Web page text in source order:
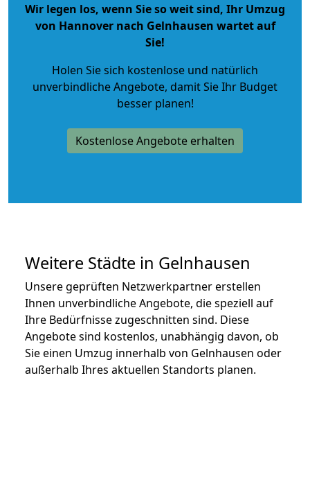
Wir legen los, wenn Sie so weit sind, Ihr Umzug
von Hannover nach Gelnhausen wartet auf
Sie!
Holen Sie sich kostenlose und natürlich
unverbindliche Angebote, damit Sie Ihr Budget
besser planen!
Kostenlose Angebote erhalten
Weitere Städte in Gelnhausen
Unsere geprüften Netzwerkpartner erstellen
Ihnen unverbindliche Angebote, die speziell auf
Ihre Bedürfnisse zugeschnitten sind. Diese
Angebote sind kostenlos, unabhängig davon, ob
Sie einen Umzug innerhalb von Gelnhausen oder
außerhalb Ihres aktuellen Standorts planen.